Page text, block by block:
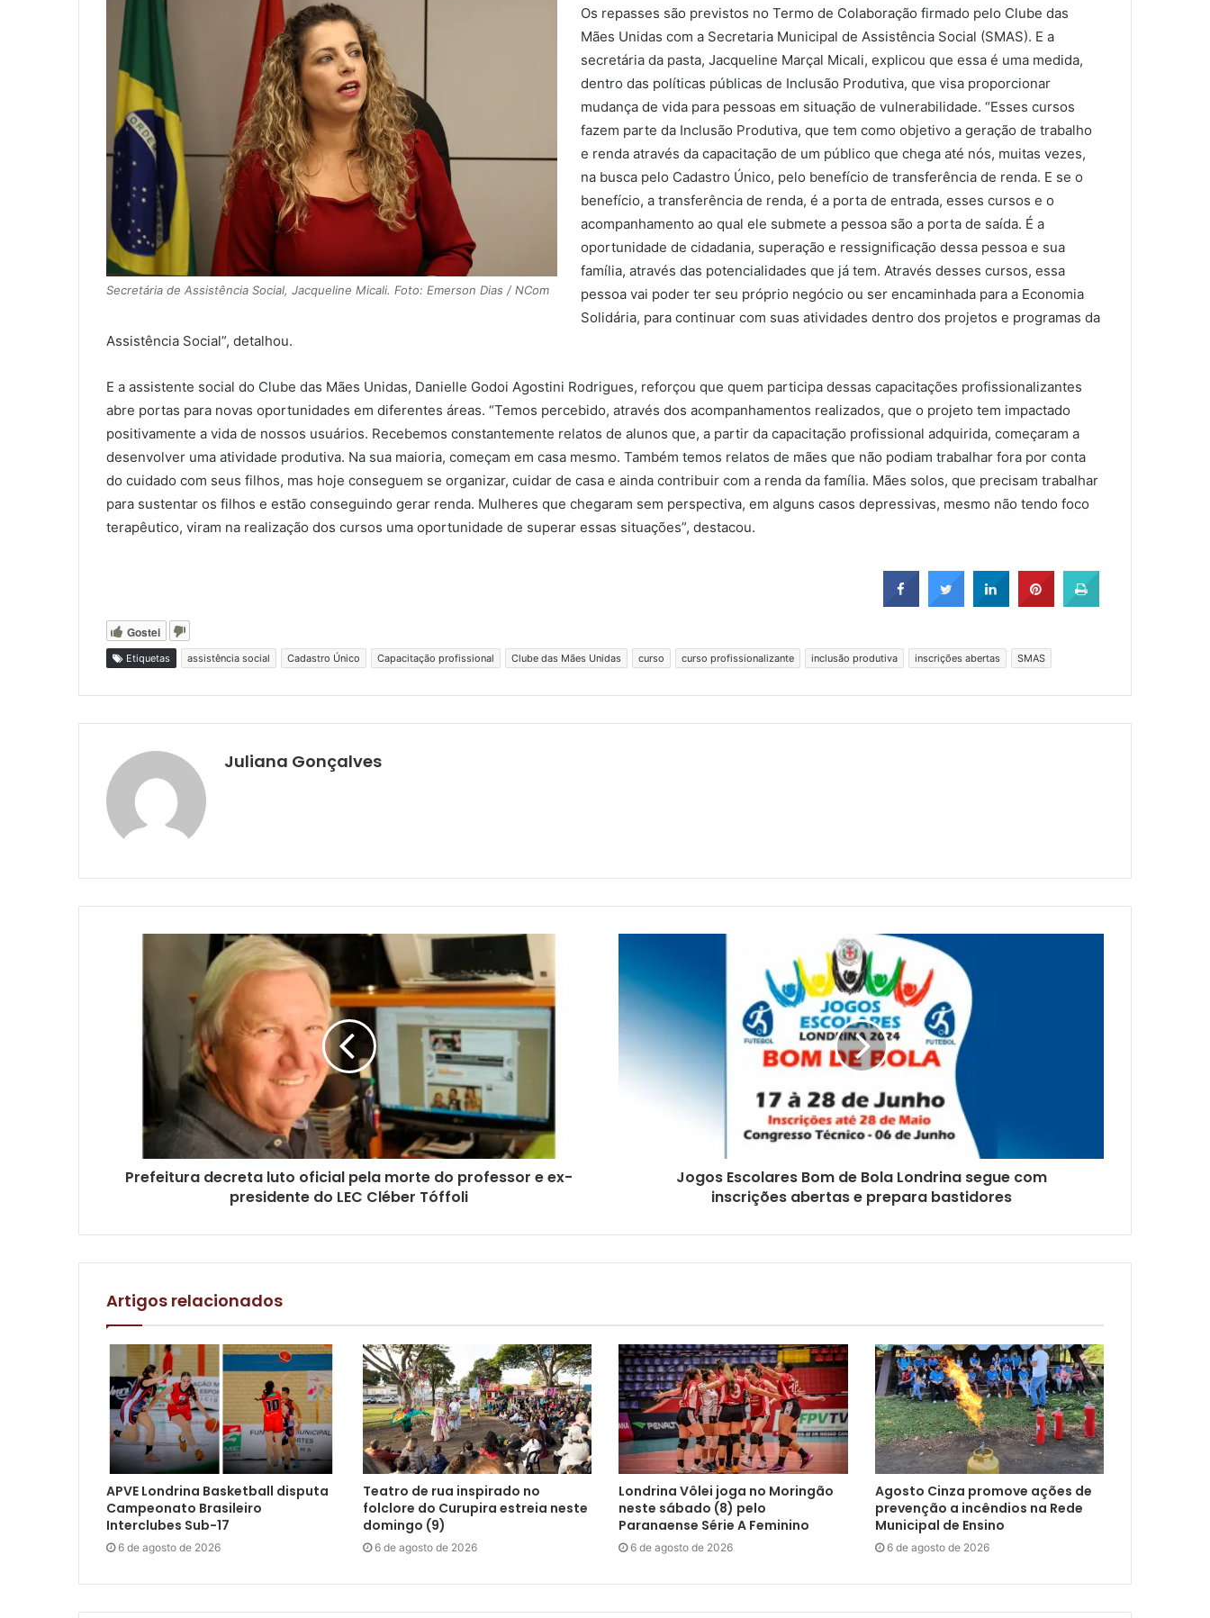
Secretária de Assistência Social, Jacqueline Micali. Foto: Emerson Dias / NCom
Os repasses são previstos no Termo de Colaboração firmado pelo Clube das
Mães Unidas com a Secretaria Municipal de Assistência Social (SMAS). E a
secretária da pasta, Jacqueline Marçal Micali, explicou que essa é uma medida,
dentro das políticas públicas de Inclusão Produtiva, que visa proporcionar
mudança de vida para pessoas em situação de vulnerabilidade. “Esses cursos
fazem parte da Inclusão Produtiva, que tem como objetivo a geração de trabalho
e renda através da capacitação de um público que chega até nós, muitas vezes,
na busca pelo Cadastro Único, pelo benefício de transferência de renda. E se o
benefício, a transferência de renda, é a porta de entrada, esses cursos e o
acompanhamento ao qual ele submete a pessoa são a porta de saída. É a
oportunidade de cidadania, superação e ressignificação dessa pessoa e sua
família, através das potencialidades que já tem. Através desses cursos, essa
pessoa vai poder ter seu próprio negócio ou ser encaminhada para a Economia
Solidária, para continuar com suas atividades dentro dos projetos e programas da
Assistência Social”, detalhou.
E a assistente social do Clube das Mães Unidas, Danielle Godoi Agostini Rodrigues, reforçou que quem participa dessas capacitações profissionalizantes
abre portas para novas oportunidades em diferentes áreas. “Temos percebido, através dos acompanhamentos realizados, que o projeto tem impactado
positivamente a vida de nossos usuários. Recebemos constantemente relatos de alunos que, a partir da capacitação profissional adquirida, começaram a
desenvolver uma atividade produtiva. Na sua maioria, começam em casa mesmo. Também temos relatos de mães que não podiam trabalhar fora por conta
do cuidado com seus filhos, mas hoje conseguem se organizar, cuidar de casa e ainda contribuir com a renda da família. Mães solos, que precisam trabalhar
para sustentar os filhos e estão conseguindo gerar renda. Mulheres que chegaram sem perspectiva, em alguns casos depressivas, mesmo não tendo foco
terapêutico, viram na realização dos cursos uma oportunidade de superar essas situações”, destacou.
Gostei
Etiquetas assistência social Cadastro Único Capacitação profissional Clube das Mães Unidas curso curso profissionalizante inclusão produtiva inscrições abertas SMAS
Juliana Gonçalves
Prefeitura decreta luto oficial pela morte do professor e ex-
presidente do LEC Cléber Tóffoli
Jogos Escolares Bom de Bola Londrina segue com
inscrições abertas e prepara bastidores
Artigos relacionados
APVE Londrina Basketball disputa
Campeonato Brasileiro
Interclubes Sub-17
6 de agosto de 2026
Teatro de rua inspirado no
folclore do Curupira estreia neste
domingo (9)
6 de agosto de 2026
Londrina Vôlei joga no Moringão
neste sábado (8) pelo
Paranaense Série A Feminino
6 de agosto de 2026
Agosto Cinza promove ações de
prevenção a incêndios na Rede
Municipal de Ensino
6 de agosto de 2026